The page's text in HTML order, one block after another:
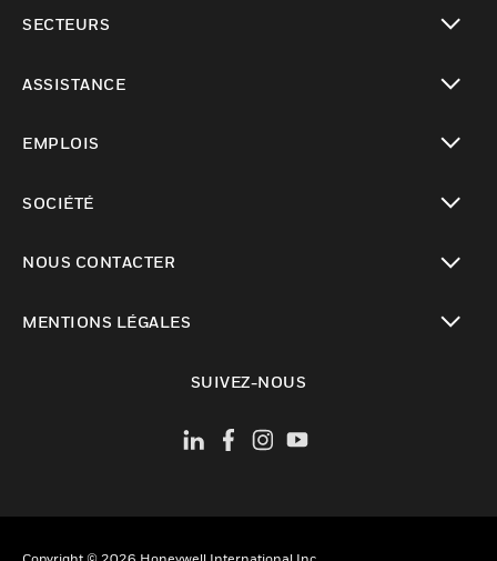
SECTEURS
ASSISTANCE
EMPLOIS
SOCIÉTÉ
NOUS CONTACTER
MENTIONS LÉGALES
SUIVEZ-NOUS